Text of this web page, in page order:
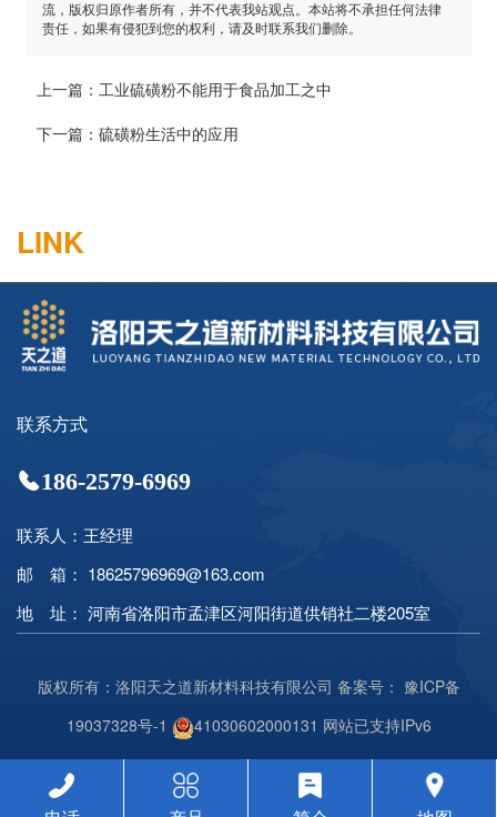
流，版权归原作者所有，并不代表我站观点。本站将不承担任何法律
责任，如果有侵犯到您的权利，请及时联系我们删除。
上一篇： 工业硫磺粉不能用于食品加工之中
下一篇：硫磺粉生活中的应用
LINK
联系方式
186-2579-6969
联系人：王经理
邮 箱： 18625796969@163.com
地 址： 河南省洛阳市孟津区河阳街道供销社二楼205室
版权所有：洛阳天之道新材料科技有限公司 备案号： 豫ICP备
19037328号-1
41030602000131 网站已支持IPv6